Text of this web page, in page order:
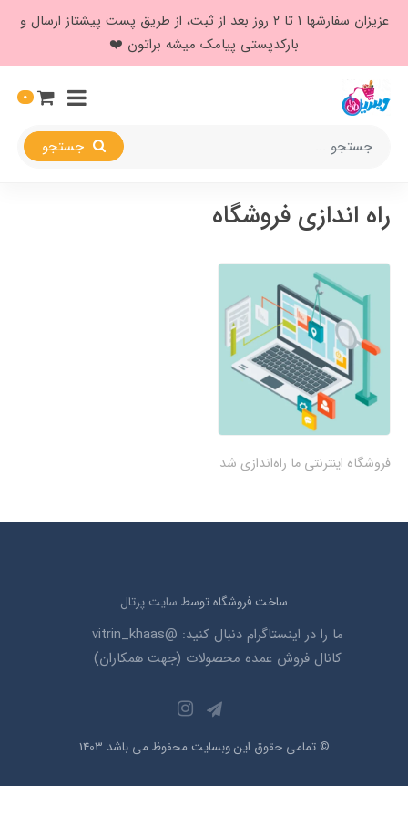
عزیزان سفارشها ۱ تا ۲ روز بعد از ثبت، از طریق پست پیشتاز ارسال و
بارکدپستی پیامک میشه براتون ❤️
0
راه اندازی فروشگاه
فروشگاه اینترنتی ما راه‌اندازی شد
ساخت فروشگاه توسط سایت پرتال
ما را در اینستاگرام دنبال کنید: @vitrin_khaas
کانال فروش عمده محصولات (جهت همکاران)
© تمامی حقوق این وبسایت محفوظ می باشد 1403